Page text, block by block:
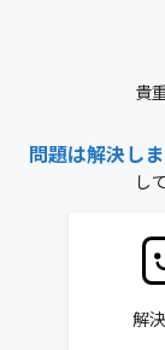
貴
問題は解決し
し
解